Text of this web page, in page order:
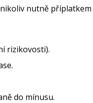
nutně příplatkem
rizikovosti).
do mínusu.